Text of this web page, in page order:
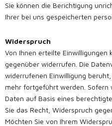
Sie können die Berichtigung
Ihrer bei uns gespeicherten
Widerspruch
Von Ihnen erteilte Einwilligungen
gegenüber widerrufen. Die
widerrufenen Einwilligung
mehr fortgeführt werden. Sofern
Daten auf Basis eines
Sie das Recht, Widerspruch
Möchten Sie von Ihrem